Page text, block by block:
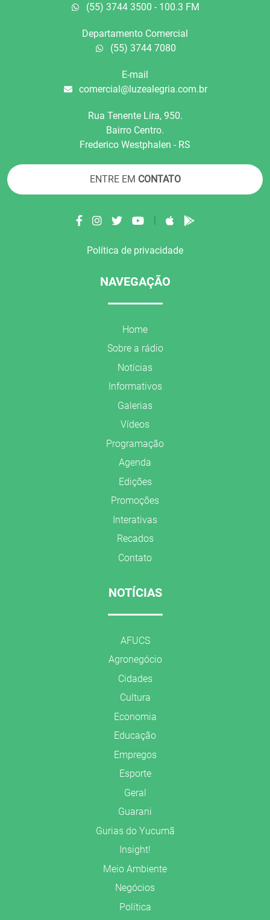
(55) 3744 3500 - 100.3 FM
Departamento Comercial
(55) 3744 7080
E-mail
comercial@luzealegria.com.br
Rua Tenente Líra, 950.
Bairro Centro.
Frederico Westphalen - RS
ENTRE EM CONTATO
|
Política de privacidade
NAVEGAÇÃO
Home
Sobre a rádio
Notícias
Informativos
Galerias
Vídeos
Programação
Agenda
Edições
Promoções
Interativas
Recados
Contato
NOTÍCIAS
AFUCS
Agronegócio
Cidades
Cultura
Economia
Educação
Empregos
Esporte
Geral
Guarani
Gurias do Yucumã
Insight!
Meio Ambiente
Negócios
Política